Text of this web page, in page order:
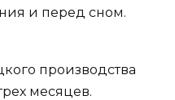
и перед сном.
производства
месяцев.